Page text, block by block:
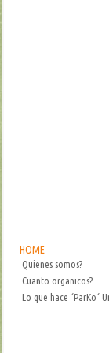
HOME
Quienes somos?
Cuanto organicos?
Lo que hace ´ParKo´